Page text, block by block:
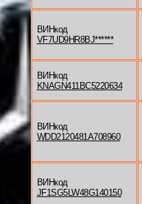
ВИНкод
VF7UD9HR8BJ******
ВИНкод
KNAGN411BC5220634
ВИНкод
WDD2120481A708960
ВИНкод
JF1SG5LW48G140150